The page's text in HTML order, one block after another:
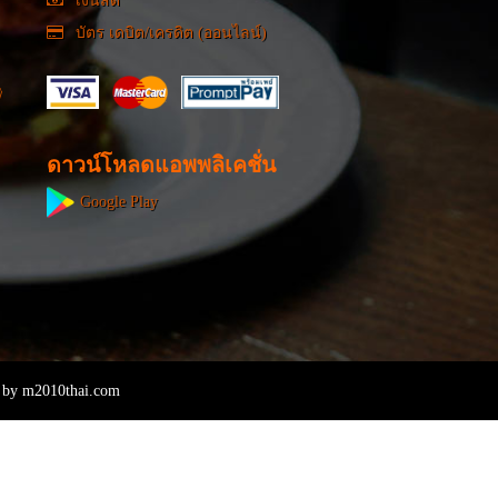
บัตร เดบิต/เครดิต (ออนไลน์)
ดาวน์โหลดแอพพลิเคชั่น
Google Play
m2010thai.com